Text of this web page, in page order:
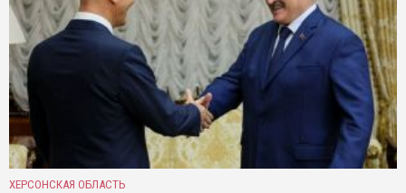
ХЕРСОНСКАЯ ОБЛАСТЬ